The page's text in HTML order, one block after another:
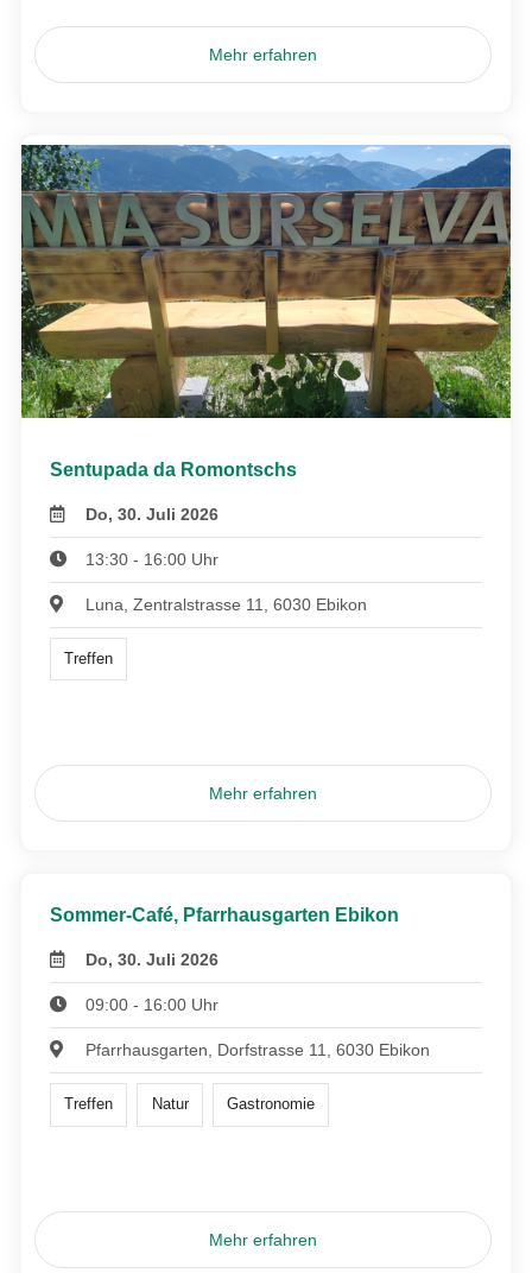
Mehr erfahren
Sentupada da Romontschs
Do, 30. Juli 2026
13:30 - 16:00 Uhr
Luna, Zentralstrasse 11, 6030 Ebikon
Treffen
Mehr erfahren
Sommer-Café, Pfarrhausgarten Ebikon
Do, 30. Juli 2026
09:00 - 16:00 Uhr
Pfarrhausgarten, Dorfstrasse 11, 6030 Ebikon
Treffen Natur Gastronomie
Mehr erfahren